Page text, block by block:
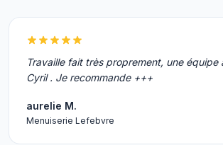
Travaille fait très proprement, une équipe
Cyril . Je recommande +++
aurelie M.
Menuiserie Lefebvre